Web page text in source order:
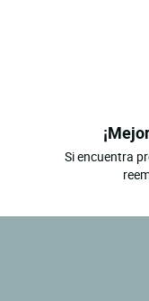
Si encuentra